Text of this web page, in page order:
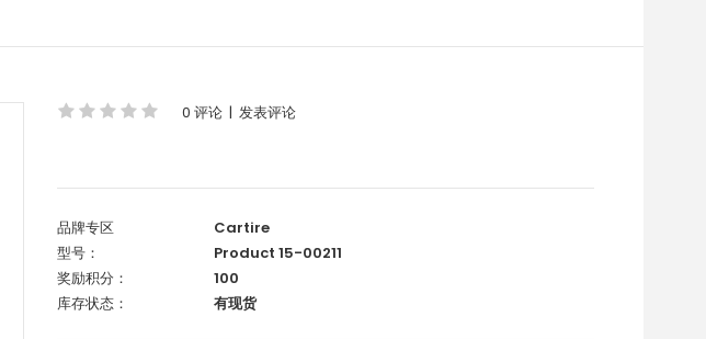
0 评论 | 发表评论
品牌专区
Cartire
型号：
Product 15-00211
奖励积分：
100
库存状态：
有现货